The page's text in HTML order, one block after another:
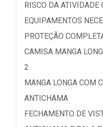
RISCO DA ATIVIDADE
EQUIPAMENTOS
PROTEÇÃO
CAMISA MANGA
2
MANGA LONGA COM
ANTICHAMA
FECHAMENTO DE